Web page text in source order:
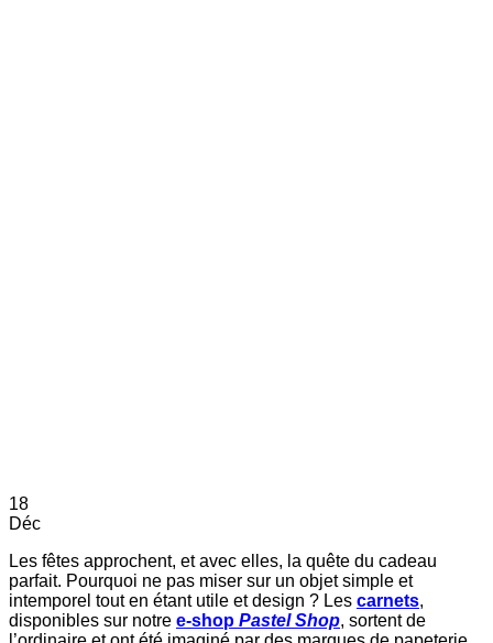
18
Déc
Les fêtes approchent, et avec elles, la quête du cadeau
parfait. Pourquoi ne pas miser sur un objet simple et
intemporel tout en étant utile et design ? Les carnets,
disponibles sur notre e-shop Pastel Shop, sortent de